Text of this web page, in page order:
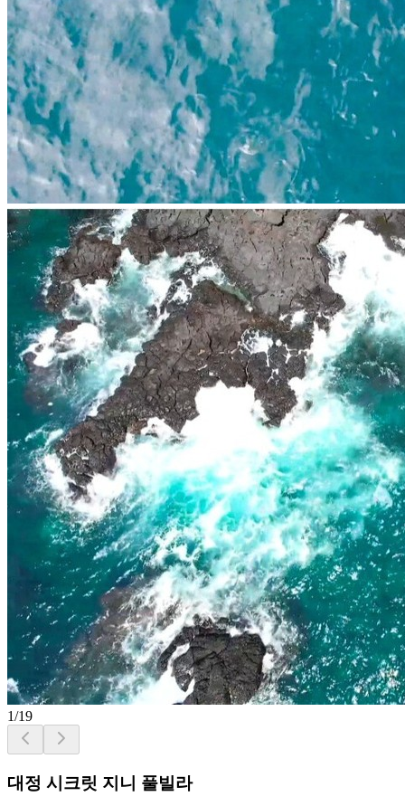
1/19
대정 시크릿 지니 풀빌라